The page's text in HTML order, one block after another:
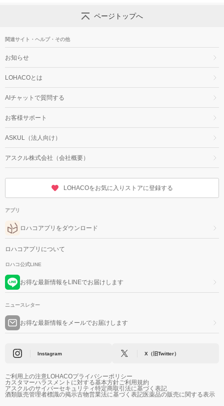
ページトップへ
関連サイト・ヘルプ・その他
お知らせ
LOHACOとは
AIチャットで質問する
お客様サポート
ASKUL（法人向け）
アスクル株式会社（会社概要）
LOHACOをお気に入りストアに登録する
アプリ
ロハコアプリをダウンロード
ロハコアプリについて
ロハコ公式LINE
お得な最新情報をLINEでお届けします
ニュースレター
お得な最新情報をメールでお届けします
Instagram X（旧Twitter）
ご利用上の注意LOHACOプライバシーポリシー
カスタマーハラスメントに対する基本方針ご利用規約
アスクルのサイバーセキュリティ特定商取引法に基づく表記
酒類販売管理者標識の掲示古物営業法に基づく表記医薬品の販売に関する表示